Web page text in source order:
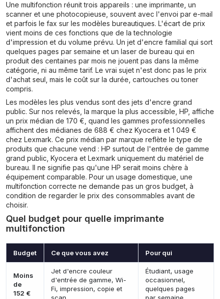
Une multifonction réunit trois appareils : une imprimante, un
scanner et une photocopieuse, souvent avec l'envoi par e-mail
et parfois le fax sur les modèles bureautiques. L'écart de prix
vient moins de ces fonctions que de la technologie
d'impression et du volume prévu. Un jet d'encre familial qui sort
quelques pages par semaine et un laser de bureau qui en
produit des centaines par mois ne jouent pas dans la même
catégorie, ni au même tarif. Le vrai sujet n'est donc pas le prix
d'achat seul, mais le coût sur la durée, cartouches ou toner
compris.
Les modèles les plus vendus sont des jets d'encre grand
public. Sur nos relevés, la marque la plus accessible, HP, affiche
un prix médian de 170 €, quand les gammes professionnelles
affichent des médianes de 688 € chez Kyocera et 1 049 €
chez Lexmark. Ce prix médian par marque reflète le type de
produits que chacune vend : HP surtout de l'entrée de gamme
grand public, Kyocera et Lexmark uniquement du matériel de
bureau. Il ne signifie pas qu'une HP serait moins chère à
équipement comparable. Pour un usage domestique, une
multifonction correcte ne demande pas un gros budget, à
condition de regarder le prix des consommables avant de
choisir.
Quel budget pour quelle imprimante
multifonction
Budget Ce que vous avez Pour qui
Moins
de
152 €
Jet d'encre couleur
d'entrée de gamme, Wi-
Fi, impression, copie et
Étudiant, usage
occasionnel,
quelques pages